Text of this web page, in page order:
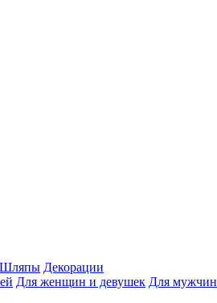
Шляпы Декорации
Для женщин и девушек Для мужчин